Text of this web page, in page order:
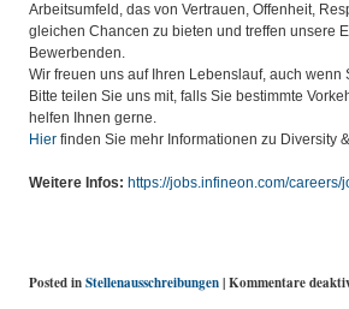
Arbeitsumfeld, das von Vertrauen, Offenheit,
gleichen Chancen zu bieten und treffen unsere
Bewerbenden.
Wir freuen uns auf Ihren Lebenslauf, auch
Bitte teilen Sie uns mit, falls Sie bestimmte
helfen Ihnen gerne.
Hier finden Sie mehr Informationen zu Diversity
Weitere Infos: https://jobs.infineon.com/
Posted inStellenausschreibungen|Kommentare